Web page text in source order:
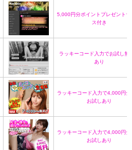
5,000円分ポイントプレゼントサ
ス付き
ラッキーコード入力でお試し無
あり
ラッキーコード入力で4,000円分
お試しあり
ラッキーコード入力で4,000円分
お試しあり